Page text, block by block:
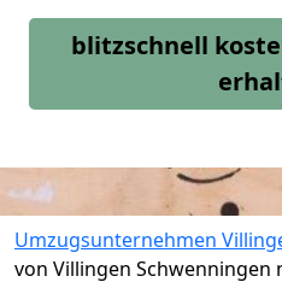
blitzschnell
Umzugsunternehmen
von Villingen Schwenningen